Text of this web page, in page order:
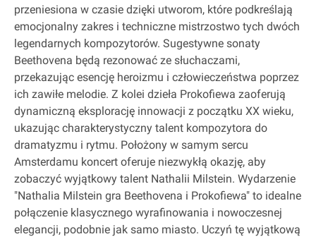
przeniesiona w czasie dzięki utworom, które podkreślają
emocjonalny zakres i techniczne mistrzostwo tych dwóch
legendarnych kompozytorów. Sugestywne sonaty
Beethovena będą rezonować ze słuchaczami,
przekazując esencję heroizmu i człowieczeństwa poprzez
ich zawiłe melodie. Z kolei dzieła Prokofiewa zaoferują
dynamiczną eksplorację innowacji z początku XX wieku,
ukazując charakterystyczny talent kompozytora do
dramatyzmu i rytmu. Położony w samym sercu
Amsterdamu koncert oferuje niezwykłą okazję, aby
zobaczyć wyjątkowy talent Nathalii Milstein. Wydarzenie
"Nathalia Milstein gra Beethovena i Prokofiewa" to idealne
połączenie klasycznego wyrafinowania i nowoczesnej
elegancji, podobnie jak samo miasto. Uczyń tę wyjątkową